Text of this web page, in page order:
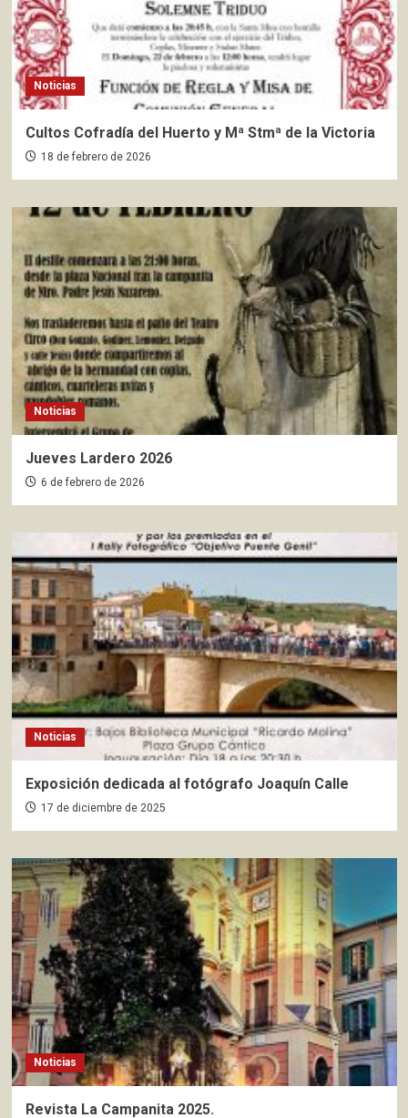
Noticias
Cultos Cofradía del Huerto y Mª Stmª de la Victoria
18 de febrero de 2026
Noticias
Jueves Lardero 2026
6 de febrero de 2026
Noticias
Exposición dedicada al fotógrafo Joaquín Calle
17 de diciembre de 2025
Noticias
Revista La Campanita 2025.